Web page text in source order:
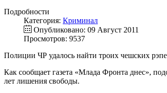
Подробности
Категория: Криминал
Опубликовано: 09 Август 2011
Просмотров: 9537
Полиции ЧР удалось найти троих чешских
Как сообщает газета «Млада Фронта днес»,
лет лишения свободы.